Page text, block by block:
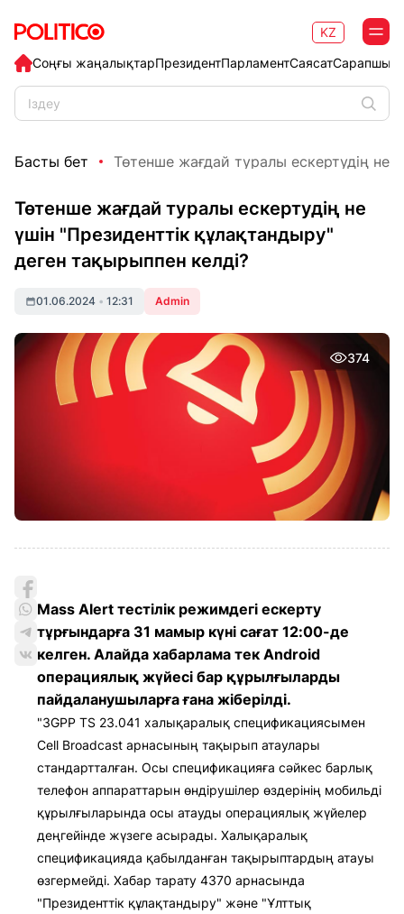
Соңғы жаңалықтарПрезидентПарламентСаясат
KZ
Басты бет Төтенше жағдай туралы ескертудің не
Төтенше жағдай туралы ескертудің не
үшін "Президенттік құлақтандыру"
деген тақырыппен келді?
01.06.2024 • 12:31 Admin
374
Мass Alert тестілік режимдегі ескерту
тұрғындарға 31 мамыр күні сағат 12:00-де
келген. Алайда хабарлама тек Android
операциялық жүйесі бар құрылғыларды
пайдаланушыларға ғана жіберілді.
"3GPP TS 23.041 халықаралық спецификациясымен
Cell Broadcast арнасының тақырып атаулары
стандартталған. Осы спецификацияға сәйкес барлық
телефон аппараттарын өндірушілер өздерінің мобильді
құрылғыларында осы атауды операциялық жүйелер
деңгейінде жүзеге асырады. Халықаралық
спецификацияда қабылданған тақырыптардың атауы
өзгермейді. Хабар тарату 4370 арнасында
"Президенттік құлақтандыру" және "Ұлттық